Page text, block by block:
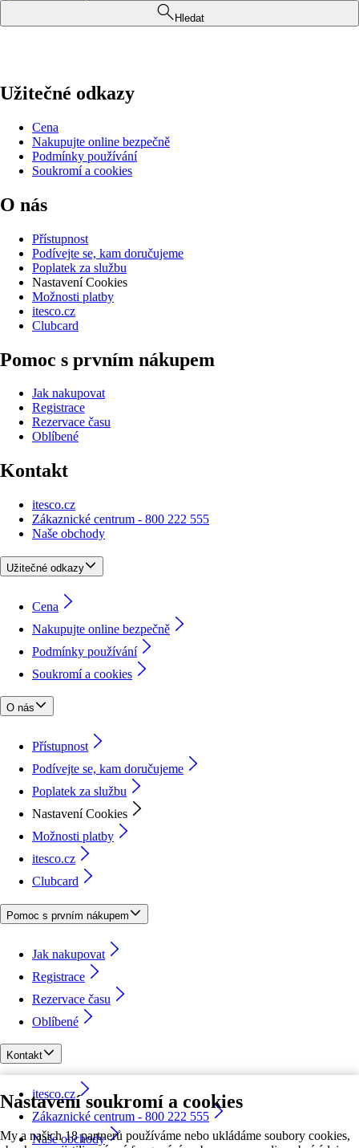
Nastavení soukromí a cookies
My a našich 18 partnerů používáme nebo ukládáme soubory cookies,
Hledat
Užitečné odkazy
Cena
Nakupujte online bezpečně
Podmínky používání
Soukromí a cookies
O nás
Přístupnost
Podívejte se, kam doručujeme
Poplatek za službu
Nastavení Cookies
Možnosti platby
itesco.cz
Clubcard
Pomoc s prvním nákupem
Jak nakupovat
Registrace
Rezervace času
Oblíbené
Kontakt
itesco.cz
Zákaznické centrum - 800 222 555
Naše obchody
Užitečné odkazy
Cena
Nakupujte online bezpečně
Podmínky používání
Soukromí a cookies
O nás
Přístupnost
Podívejte se, kam doručujeme
Poplatek za službu
Nastavení Cookies
Možnosti platby
itesco.cz
Clubcard
Pomoc s prvním nákupem
Jak nakupovat
Registrace
Rezervace času
Oblíbené
Kontakt
itesco.cz
Zákaznické centrum - 800 222 555
Naše obchody